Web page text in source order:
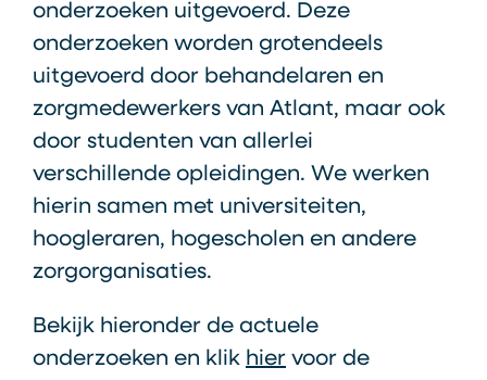
onderzoeken uitgevoerd. Deze
onderzoeken worden grotendeels
uitgevoerd door behandelaren en
zorgmedewerkers van Atlant, maar ook
door studenten van allerlei
verschillende opleidingen. We werken
hierin samen met universiteiten,
hoogleraren, hogescholen en andere
zorgorganisaties.
Bekijk hieronder de actuele
onderzoeken en klik hier voor de